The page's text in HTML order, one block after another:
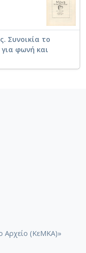
Συνοικία το
φωνή και
Αρχείο (ΚεΜΚΑ)»